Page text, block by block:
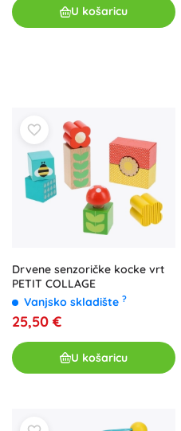
U košaricu
Drvene senzoričke kocke vrt
PETIT COLLAGE
Vanjsko skladište ?
25,50 €
U košaricu